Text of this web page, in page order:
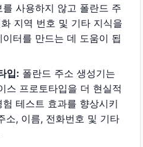
사용하지 않고 폴란드 주
지역 번호 및 기타 지식을
터를 만드는 데 도움이 됩
입: 폴란드 주소 생성기는
스 프로토타입을 더 현실적
테스트 효과를 향상시키
소, 이름, 전화번호 및 기타